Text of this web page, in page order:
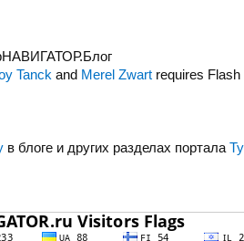
Tanck and Merel Zwartrequires Flash
в блоге и других разделах портала